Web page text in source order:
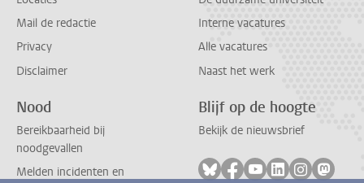
Mail de redactie
Privacy
Disclaimer
Interne vacatures
Alle vacatures
Naast het werk
Nood
Bereikbaarheid bij
noodgevallen
Melden incidenten en
Blijf op de hoogte
Bekijk de nieuwsbrief
Volg ons op bluesky
Volg ons op facebook
Volg ons op
Volg ons op
Volg ons
Volg